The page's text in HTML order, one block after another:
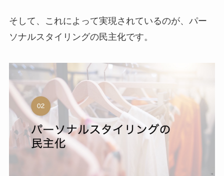
そして、これによって実現されているのが、パー
ソナルスタイリングの民主化です。